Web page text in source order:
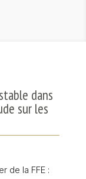
dans
sur les
de la FFE :